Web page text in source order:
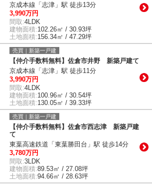
京成本線「志津」駅 徒歩13分
3,990万円
間取:4LDK
建物面積:102.26㎡ / 30.93坪
土地面積:156.34㎡ / 47.29坪
売買｜新築一戸建
【仲介手数料無料】佐倉市井野 新築戸建て
京成本線「志津」駅 徒歩11分
3,990万円
間取:4LDK
建物面積:100.96㎡ / 30.54坪
土地面積:130.05㎡ / 39.33坪
売買｜新築一戸建
【仲介手数料無料】佐倉市西志津 新築戸建
て
東葉高速鉄道「東葉勝田台」駅 徒歩14分
3,780万円
間取:3LDK
建物面積:89.53㎡ / 27.08坪
土地面積:94.66㎡ / 28.63坪